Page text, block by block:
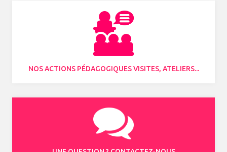
NOS ACTIONS PÉDAGOGIQUES VISITES, ATELIERS...